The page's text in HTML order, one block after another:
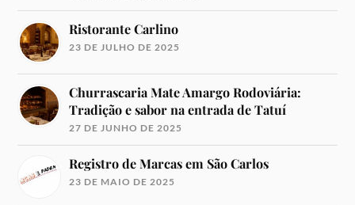
Ristorante Carlino
23 DE JULHO DE 2025
Churrascaria Mate Amargo Rodoviária:
Tradição e sabor na entrada de Tatuí
27 DE JUNHO DE 2025
Registro de Marcas em São Carlos
23 DE MAIO DE 2025